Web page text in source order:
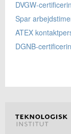
DVGW-
Spar
ATEX
DGNB-